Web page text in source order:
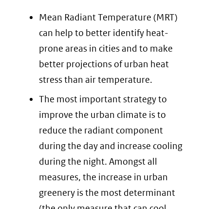
Mean Radiant Temperature (MRT)
can help to better identify heat-
prone areas in cities and to make
better projections of urban heat
stress than air temperature.
The most important strategy to
improve the urban climate is to
reduce the radiant component
during the day and increase cooling
during the night. Amongst all
measures, the increase in urban
greenery is the most determinant